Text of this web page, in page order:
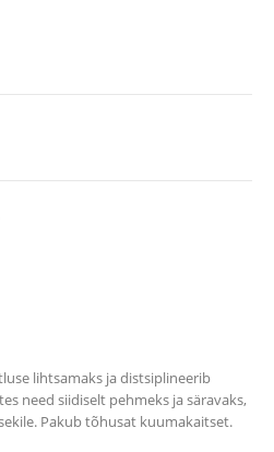
lihtsamaks ja distsiplineerib
need siidiselt pehmeks ja säravaks,
Pakub tõhusat kuumakaitset.